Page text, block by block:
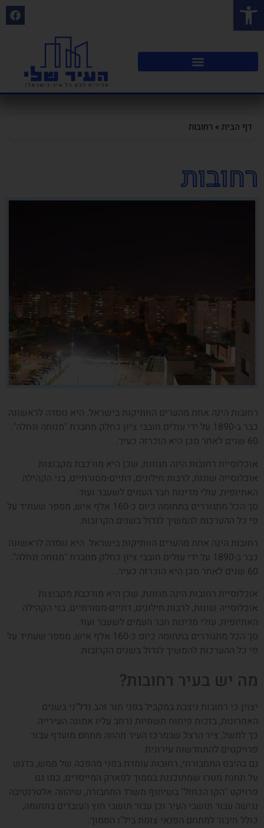
פתח סרגל נגישות
דף הבית » רחובות
רחובות
רחובות הינה אחת מהערים הוותיקות בישראל. היא נוסדה לראשונה
כבר ב-1890 על ידי עולים חובבי ציון כחלק מחברת "מנוחה ונחלה".
60 שנים לאחר מכן היא הוכרזה כעיר.
אוכלוסיית רחובות הינה מגוונת, שכן היא מורכבת מקבוצות
אוכלוסייה שונות, לרבות חילונים, דתיים-מסורתיים, בני הקהילה
האתיופית, עולי מדינות חבר העמים לשעבר ועוד.
סך הכל מתגוררים בתחומה כיום כ-160 אלף איש, מספר שעתיד על
פי כל ההערכות להמשיך לגדול בשנים הקרובות.
רחובות הינה אחת מהערים הוותיקות בישראל. היא נוסדה לראשונה
כבר ב-1890 על ידי עולים חובבי ציון כחלק מחברת "מנוחה ונחלה".
60 שנים לאחר מכן היא הוכרזה כעיר.
אוכלוסיית רחובות הינה מגוונת, שכן היא מורכבת מקבוצות
אוכלוסייה שונות, לרבות חילונים, דתיים-מסורתיים, בני הקהילה
האתיופית, עולי מדינות חבר העמים לשעבר ועוד.
סך הכל מתגוררים בתחומה כיום כ-160 אלף איש, מספר שעתיד על
פי כל ההערכות להמשיך לגדול בשנים הקרובות.
מה יש בעיר רחובות?
יצוין כי רחובות ניצבת במקביל בפני תור זהב נדל"ני בשנים
האחרונות, בזכות פיתוח תשתיות נרחב עליו אמונה העירייה.
כך למשל, ציר הרצל שבמרכז העיר מהווה מתחם מועדף עבור
פרויקטים להתחדשות עירונית.
גם בהיבט התחבורתי, רחובות עומדת בפני מהפכה של ממש, בדגש
על תחנת מטרו שמתוכננת בסמוך לפארק המייסדים, כמו גם
פרויקט "הקו הכחול" בשיתוף משרד התחבורה, שיהווה אלטרנטיבה
נגישה עבור תושבי העיר וכן עבור תושבי חוץ העובדים בתחומה,
כולל חיבור למתחם הפנאי צומת ביל"ו הסמוך.